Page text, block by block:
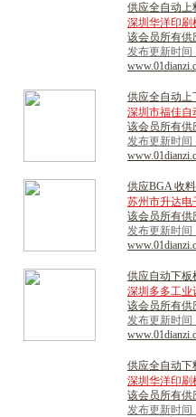
供应全自动上
深圳华洋印刷
该会员所有供
发布更新时间
供应全自动上
深圳市福佳自
该会员所有供
发布更新时间
供应BGA 收料
苏州市升达电
该会员所有供
发布更新时间
供应自动下板
深圳多多工业
该会员所有供
发布更新时间
供应全自动下
深圳华洋印刷
该会员所有供
发布更新时间